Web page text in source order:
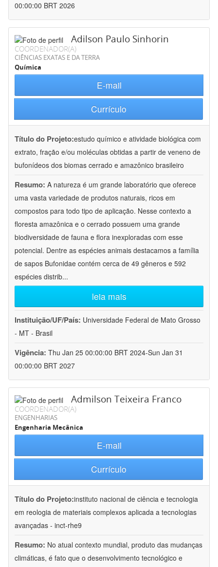
00:00:00 BRT 2026
Adilson Paulo Sinhorin
COORDENADOR(A)
CIÊNCIAS EXATAS E DA TERRA
Química
E-mail
Currículo
Título do Projeto:estudo químico e atividade biológica com
extrato, fração e/ou moléculas obtidas a partir de veneno de
bufonídeos dos biomas cerrado e amazônico brasileiro
Resumo: A natureza é um grande laboratório que oferece
uma vasta variedade de produtos naturais, ricos em
compostos para todo tipo de aplicação. Nesse contexto a
floresta amazônica e o cerrado possuem uma grande
biodiversidade de fauna e flora inexploradas com esse
potencial. Dentre as espécies animais destacamos a família
de sapos Bufonidae contém cerca de 49 gêneros e 592
espécies distrib...
leia mais
Instituição/UF/País: Universidade Federal de Mato Grosso
- MT - Brasil
Vigência: Thu Jan 25 00:00:00 BRT 2024-Sun Jan 31
00:00:00 BRT 2027
Admilson Teixeira Franco
COORDENADOR(A)
ENGENHARIAS
Engenharia Mecânica
E-mail
Currículo
Título do Projeto:instituto nacional de ciência e tecnologia
em reologia de materiais complexos aplicada a tecnologias
avançadas - inct-rhe9
Resumo: No atual contexto mundial, produto das mudanças
climáticas, é fato que o desenvolvimento tecnológico e